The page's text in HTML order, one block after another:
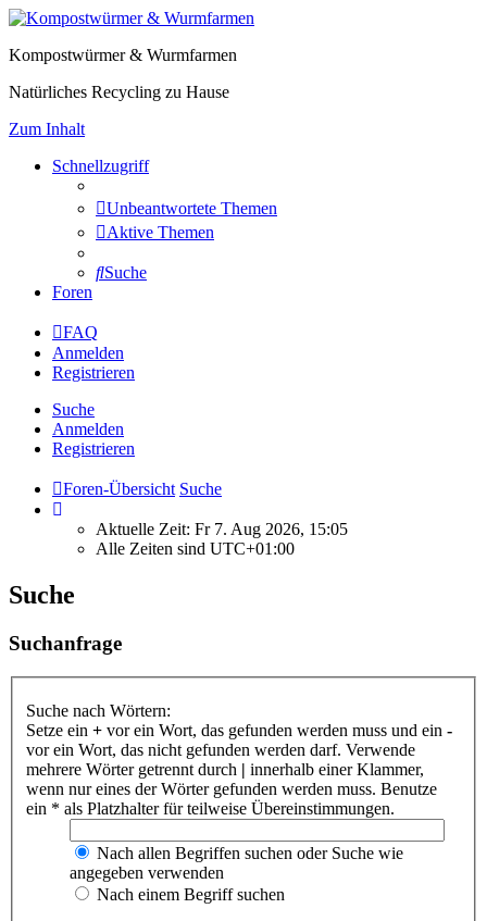
Kompostwürmer & Wurmfarmen
Natürliches Recycling zu Hause
Zum Inhalt
Schnellzugriff
Unbeantwortete Themen
Aktive Themen
Suche
Foren
FAQ
Anmelden
Registrieren
Suche
Anmelden
Registrieren
Foren-Übersicht Suche
Aktuelle Zeit: Fr 7. Aug 2026, 15:05
Alle Zeiten sind UTC+01:00
Suche
Suchanfrage
Suche nach Wörtern:
Setze ein + vor ein Wort, das gefunden werden muss und ein -
vor ein Wort, das nicht gefunden werden darf. Verwende
mehrere Wörter getrennt durch | innerhalb einer Klammer,
wenn nur eines der Wörter gefunden werden muss. Benutze
ein * als Platzhalter für teilweise Übereinstimmungen.
Nach allen Begriffen suchen oder Suche wie
angegeben verwenden
Nach einem Begriff suchen